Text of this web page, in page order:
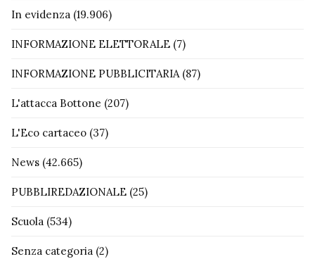
In evidenza (19.906)
INFORMAZIONE ELETTORALE (7)
INFORMAZIONE PUBBLICITARIA(87)
L'attacca Bottone (207)
L'Eco cartaceo (37)
News (42.665)
PUBBLIREDAZIONALE (25)
Scuola (534)
Senza categoria (2)